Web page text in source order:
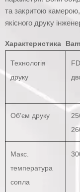
та закритою
якісного друку
Характеристика
Технологія
друку
Об’єм друку
Макс.
температура
сопла